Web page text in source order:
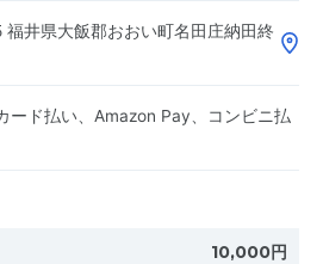
福井県大飯郡おおい町名田庄納田終
ード払い、Amazon Pay、コンビニ払
10,000円